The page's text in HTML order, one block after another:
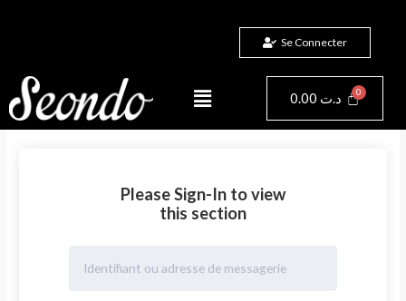
Se Connecter
Menu 0.00 د.ت Panier
Please Sign-In to view
this section